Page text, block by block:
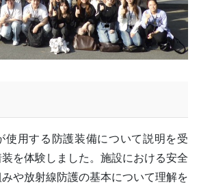
使用する防護装備について説明を受
を体験しました。施設における安全
や放射線防護の基本について理解を